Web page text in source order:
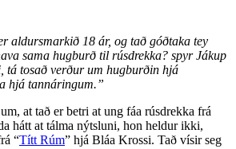
aldursmarkið 18 ár, og tað góðtaka tey
sama hugburð til rúsdrekka? spyr Jákup
tá tosað verður um hugburðin hjá
hjá tannáringum.”
at tað er betri at ung fáa rúsdrekka frá
hátt at tálma nýtsluni, hon heldur ikki,
“Títt Rúm” hjá Bláa Krossi. Tað vísir seg